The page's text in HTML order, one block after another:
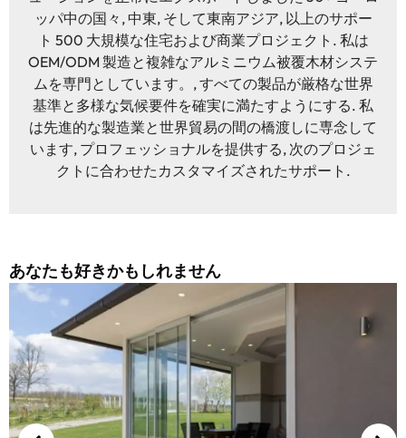
ッパ中の国々, 中東, そして東南アジア, 以上のサポー
ト 500 大規模な住宅および商業プロジェクト. 私は
OEM/ODM 製造と複雑なアルミニウム被覆木材システ
ムを専門としています。, すべての製品が厳格な世界
基準と多様な気候要件を確実に満たすようにする. 私
は先進的な製造業と世界貿易の間の橋渡しに専念して
います, プロフェッショナルを提供する, 次のプロジェ
クトに合わせたカスタマイズされたサポート.
あなたも好きかもしれません